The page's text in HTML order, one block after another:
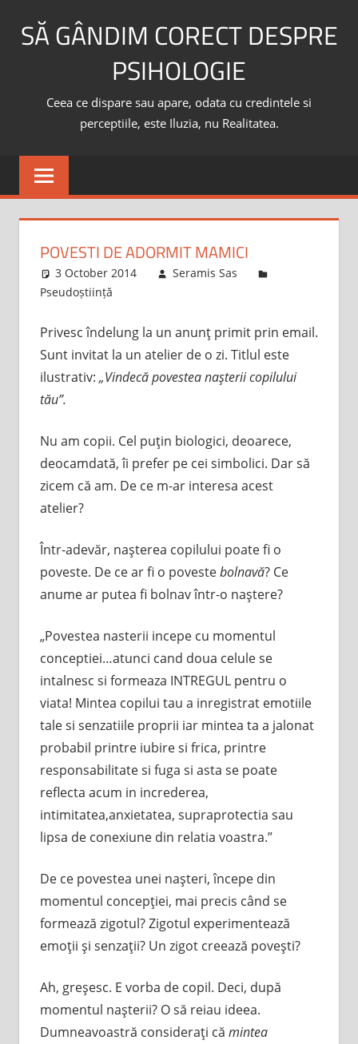
SĂ GÂNDIM CORECT DESPRE
PSIHOLOGIE
Ceea ce dispare sau apare, odata cu credintele si
perceptiile, este Iluzia, nu Realitatea.
POVESTI DE ADORMIT MAMICI
3 October 2014
Seramis Sas
Pseudoștiință
Privesc îndelung la un anunţ primit prin email.
Sunt invitat la un atelier de o zi. Titlul este
ilustrativ: „Vindecă povestea naşterii copilului
tău”.
Nu am copii. Cel puţin biologici, deoarece,
deocamdată, îi prefer pe cei simbolici. Dar să
zicem că am. De ce m-ar interesa acest
atelier?
Într-adevăr, naşterea copilului poate fi o
poveste. De ce ar fi o povestebolnavă? Ce
anume ar putea fi bolnav într-o naştere?
„Povestea nasterii incepe cu momentul
conceptiei…atunci cand doua celule se
intalnesc si formeaza INTREGUL pentru o
viata! Mintea copilui tau a inregistrat emotiile
tale si senzatiile proprii iar mintea ta a jalonat
probabil printre iubire si frica, printre
responsabilitate si fuga si asta se poate
reflecta acum in increderea,
intimitatea,anxietatea, supraprotectia sau
lipsa de conexiune din relatia voastra.”
De ce povestea unei naşteri, începe din
momentul concepţiei, mai precis când se
formează zigotul? Zigotul experimentează
emoţii şi senzaţii? Un zigot creează poveşti?
Ah, greşesc. E vorba de copil. Deci, după
momentul naşterii? O să reiau ideea.
Dumneavoastră consideraţi că mintea